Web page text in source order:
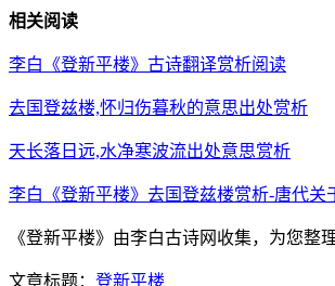
相关阅读
李白《登新平楼》古诗翻译赏析阅读
去国登兹楼,怀归伤暮秋的意思出处赏析
天长落日远,水净寒波流出处意思赏析
李白《登新平楼》去国登兹楼赏析-唐代关
《登新平楼》由李白古诗网收集，为您
文章标题： 登新平楼